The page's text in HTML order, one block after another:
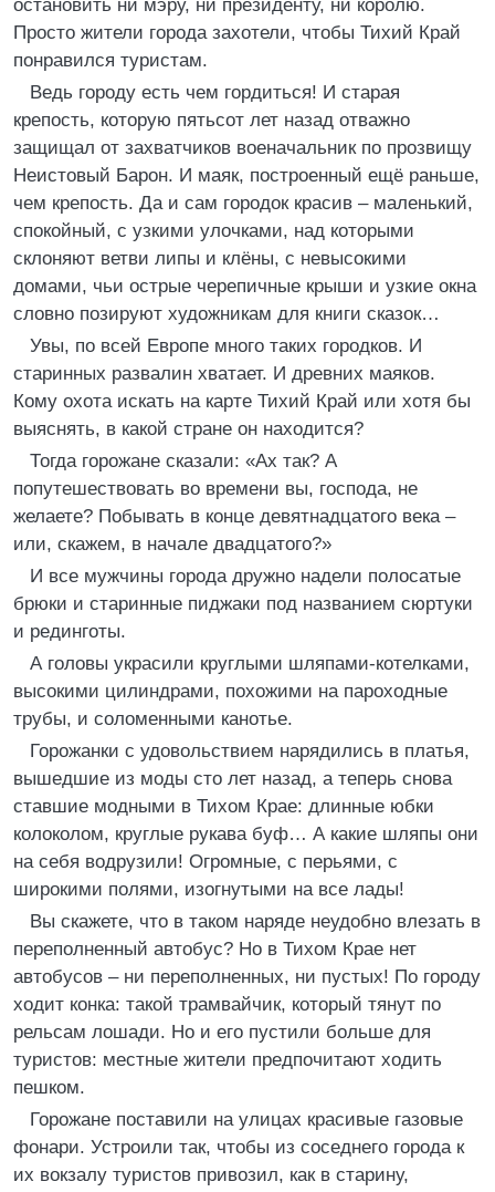
остановить ни мэру, ни президенту, ни королю.
Просто жители города захотели, чтобы Тихий Край
понравился туристам.
Ведь городу есть чем гордиться! И старая
крепость, которую пятьсот лет назад отважно
защищал от захватчиков военачальник по прозвищу
Неистовый Барон. И маяк, построенный ещё раньше,
чем крепость. Да и сам городок красив – маленький,
спокойный, с узкими улочками, над которыми
склоняют ветви липы и клёны, с невысокими
домами, чьи острые черепичные крыши и узкие окна
словно позируют художникам для книги сказок…
Увы, по всей Европе много таких городков. И
старинных развалин хватает. И древних маяков.
Кому охота искать на карте Тихий Край или хотя бы
выяснять, в какой стране он находится?
Тогда горожане сказали: «Ах так? А
попутешествовать во времени вы, господа, не
желаете? Побывать в конце девятнадцатого века –
или, скажем, в начале двадцатого?»
И все мужчины города дружно надели полосатые
брюки и старинные пиджаки под названием сюртуки
и рединготы.
А головы украсили круглыми шляпами-котелками,
высокими цилиндрами, похожими на пароходные
трубы, и соломенными канотье.
Горожанки с удовольствием нарядились в платья,
вышедшие из моды сто лет назад, а теперь снова
ставшие модными в Тихом Крае: длинные юбки
колоколом, круглые рукава буф… А какие шляпы они
на себя водрузили! Огромные, с перьями, с
широкими полями, изогнутыми на все лады!
Вы скажете, что в таком наряде неудобно влезать в
переполненный автобус? Но в Тихом Крае нет
автобусов – ни переполненных, ни пустых! По городу
ходит конка: такой трамвайчик, который тянут по
рельсам лошади. Но и его пустили больше для
туристов: местные жители предпочитают ходить
пешком.
Горожане поставили на улицах красивые газовые
фонари. Устроили так, чтобы из соседнего города к
их вокзалу туристов привозил, как в старину,